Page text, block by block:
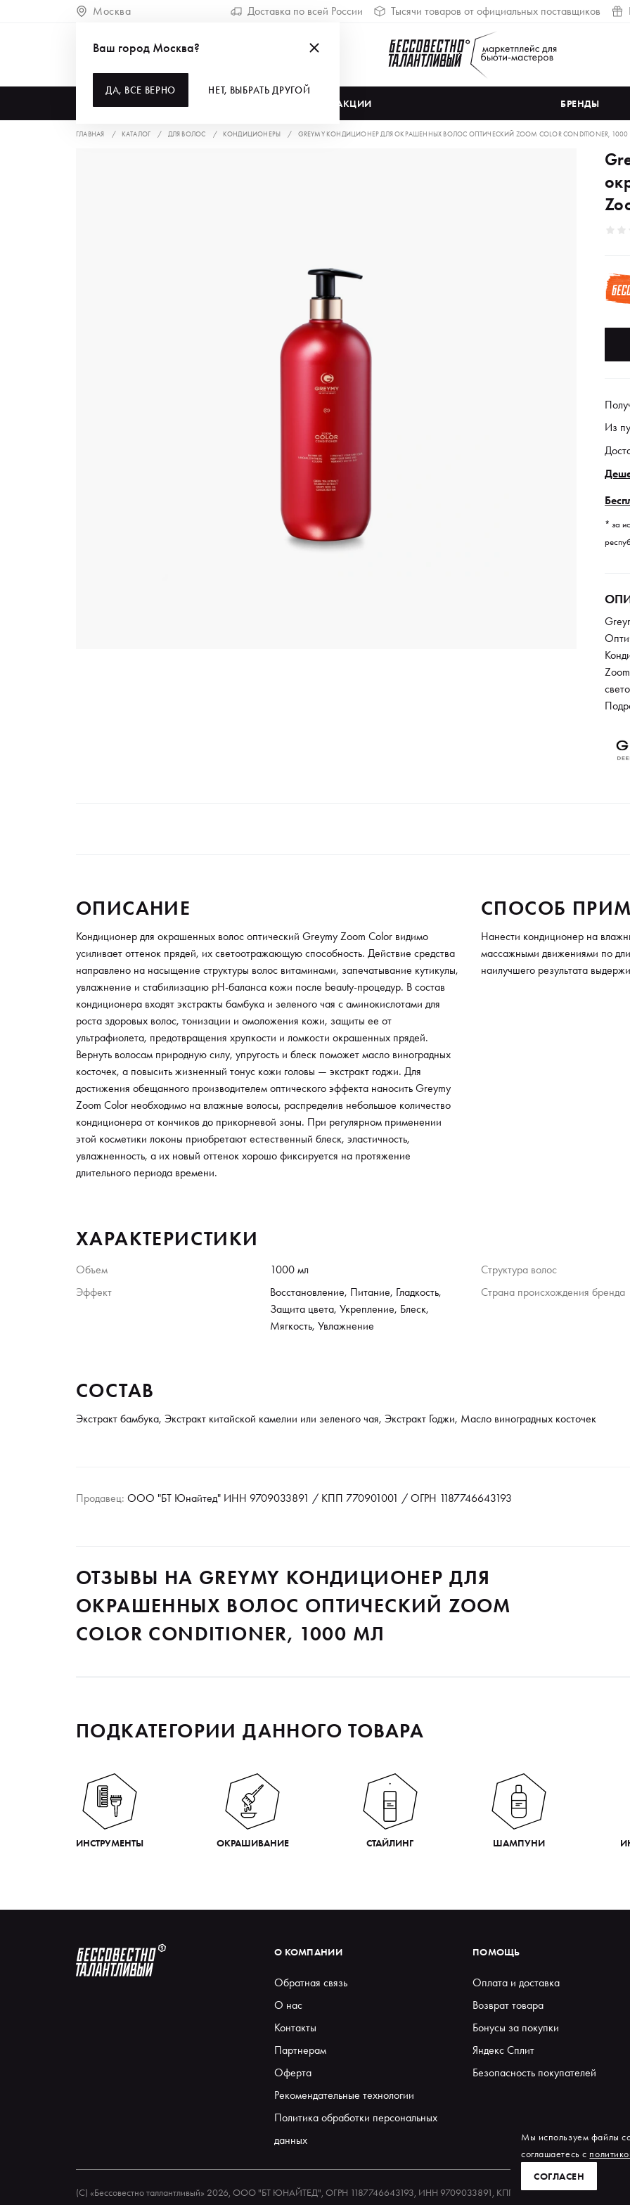
Москва Доставка по всей России Тысячи товаров от официальных поставщиков
АКЦИИ БРЕНДЫ
Ваш город Москва?
ДА, ВСЕ ВЕРНО НЕТ, ВЫБРАТЬ ДРУГОЙ
ГЛАВНАЯ КАТАЛОГ ДЛЯ ВОЛОС КОНДИЦИОНЕРЫ GREYMY КОНДИЦИОНЕР ДЛЯ ОКРАШЕННЫХ ВОЛОС ОПТИЧЕСКИЙ ZOOM COLOR CONDITIONER,
Из
* за
pH-
ОПИСАНИЕ
Кондиционер для окрашенных волос оптический Greymy Zoom Color видимо
усиливает оттенок прядей, их светоотражающую способность. Действие средства
направлено на насыщение структуры волос витаминами, запечатывание кутикулы,
увлажнение и стабилизацию pH-баланса кожи после beauty-процедур. В состав
кондиционера входят экстракты бамбука и зеленого чая с аминокислотами для
роста здоровых волос, тонизации и омоложения кожи, защиты ее от
ультрафиолета, предотвращения хрупкости и ломкости окрашенных прядей.
Вернуть волосам природную силу, упругость и блеск поможет масло виноградных
косточек, а повысить жизненный тонус кожи головы — экстракт годжи. Для
достижения обещанного производителем оптического эффекта наносить Greymy
Zoom Color необходимо на влажные волосы, распределив небольшое количество
кондиционера от кончиков до прикорневой зоны. При регулярном применении
этой косметики локоны приобретают естественный блеск, эластичность,
увлажненность, а их новый оттенок хорошо фиксируется на протяжение
длительного периода времени.
СПОСОБ
Нанести кондиционер на
массажными движениями по
наилучшего результата
ХАРАКТЕРИСТИКИ
Объем 1000 мл Структура волос
Эффект
Восстановление, Питание, Гладкость,
Защита цвета, Укрепление, Блеск,
Мягкость, Увлажнение
Страна происхождения бренда
СОСТАВ
Экстракт бамбука, Экстракт китайской камелии или зеленого чая, Экстракт Годжи, Масло виноградных косточек
Продавец: ООО "БТ Юнайтед" ИНН 9709033891 / КПП 770901001 / ОГРН 1187746643193
ОТЗЫВЫ НА GREYMY КОНДИЦИОНЕР ДЛЯ
ОКРАШЕННЫХ ВОЛОС ОПТИЧЕСКИЙ ZOOM
COLOR CONDITIONER, 1000 МЛ
ПОДКАТЕГОРИИ ДАННОГО ТОВАРА
ИНСТРУМЕНТЫ ОКРАШИВАНИЕ СТАЙЛИНГ ШАМПУНИ
О КОМПАНИИ
Обратная связь
О нас
Контакты
Партнерам
Оферта
Рекомендательные технологии
Политика обработки персональных
данных
ПОМОЩЬ
Оплата и доставка
Возврат товара
Бонусы за покупки
Яндекс Сплит
Безопасность покупателей
(С) «Бессовестно таллантливый» 2026, ООО "БТ ЮНАЙТЕД", ОГРН 1187746643193, ИНН 9709033891, КПП 770901001
Мы используем файлы
соглашаетесь с
СОГЛАСЕН